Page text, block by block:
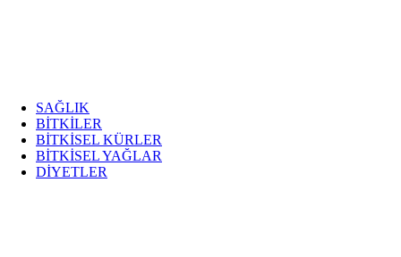
SAĞLIK
BİTKİLER
BİTKİSEL KÜRLER
BİTKİSEL YAĞLAR
DİYETLER